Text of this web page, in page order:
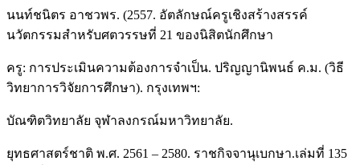
นนท์ชนิตร อาชวพร. (2557. อัตลักษณ์ครูเชิงสร้างสรรค์
นวัตกรรมสำหรับศตวรรษที่ 21 ของนิสิตนักศึกษา
ครู: การประเมินความต้องการจำเป็น. ปริญญานิพนธ์ ค.ม. (วิธี
วิทยาการวิจัยการศึกษา). กรุงเทพฯ:
บัณฑิตวิทยาลัย จุฬาลงกรณ์มหาวิทยาลัย.
ยุทธศาสตร์ชาติ พ.ศ. 2561 – 2580. ราชกิจจานุเบกษา.เล่มที่ 135